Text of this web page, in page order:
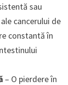
sau
cancerului de
constantă în
– O pierdere în